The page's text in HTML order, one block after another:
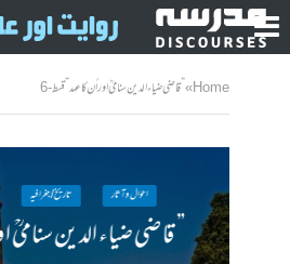
Home
»” قاضی ضیاء الدین سنامیؒ اور اُن کا عہد” قسط-6
احوال وآثار تاریخ / جغرافیہ
” قاضی ضیاء الدین سنامیؒ